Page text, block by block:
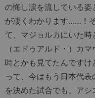
の悔し涙を流している
が凄くわかります……！
て、マジョルカにいた
（エドゥアルド・）カ
時とかも見てたんです
って、今はもう日本代
を決めた試合でも、ア